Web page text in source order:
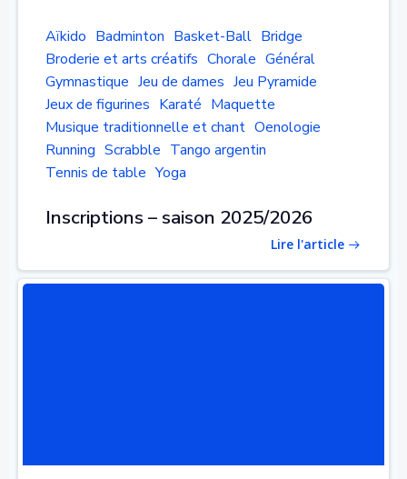
Aïkido Badminton Basket-Ball Bridge
Broderie et arts créatifs Chorale Général
Gymnastique Jeu de dames Jeu Pyramide
Jeux de figurines Karaté Maquette
Musique traditionnelle et chant Oenologie
Running Scrabble Tango argentin
Tennis de table Yoga
Inscriptions – saison 2025/2026
Lire l'article